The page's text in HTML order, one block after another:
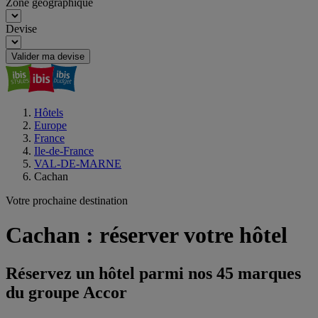
Zone géographique
Devise
Valider ma devise
Hôtels
Europe
France
Ile-de-France
VAL-DE-MARNE
Cachan
Votre prochaine destination
Cachan : réserver votre hôtel
Réservez un hôtel parmi nos 45 marques
du groupe Accor